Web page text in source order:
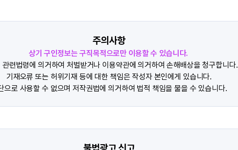
주의사항
상기 구인정보는 구직목적으로만 이용할 수 있습니다.
관련법령에 의거하여 처벌받거나 이용약관에 의거하여 손해배상을 청구합니다.
기재오류 또는 허위기재 등에 대한 책임은 작성자 본인에게 있습니다.
으로 사용할 수 없으며 저작권법에 의거하여 법적 책임을 물을 수 있습니다.